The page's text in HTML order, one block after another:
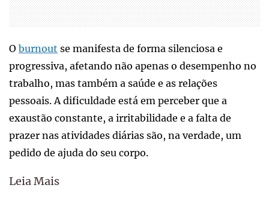
O burnout se manifesta de forma silenciosa e
progressiva, afetando não apenas o desempenho no
trabalho, mas também a saúde e as relações
pessoais. A dificuldade está em perceber que a
exaustão constante, a irritabilidade e a falta de
prazer nas atividades diárias são, na verdade, um
pedido de ajuda do seu corpo.
Leia Mais